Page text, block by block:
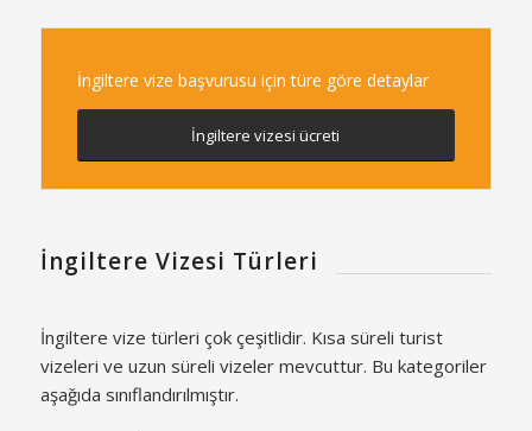
İngiltere vize başvurusu için türe göre detaylar
İngiltere vizesi ücreti
İngiltere Vizesi Türleri
İngiltere vize türleri çok çeşitlidir. Kısa süreli turist
vizeleri ve uzun süreli vizeler mevcuttur. Bu kategoriler
aşağıda sınıflandırılmıştır.